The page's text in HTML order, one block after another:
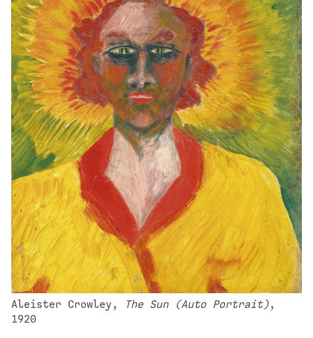
Aleister Crowley, The Sun (Auto Portrait),
1920